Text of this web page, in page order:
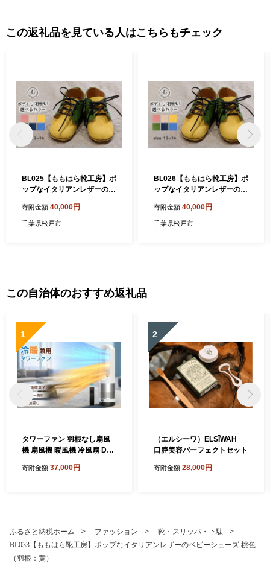
この返礼品を見ている人はこちらもチェック
BL025【ももはら靴工房】ポ
ップなイタリアンレザーのベ
桃色）
寄附金額 40,000円
千葉県松戸市
BL026【ももはら靴工房】ポ
ップなイタリアンレザーのベ
ベージュ）
寄附金額 40,000円
千葉県松戸市
この自治体のおすすめ返礼品
1
タワーファン 羽根なし扇風
機 扇風機 暖風機 冷風扇 DC
レーター 8段階送風 強風 大
寄附金額 37,000円
2
（エルシーワ）ELSĪWAH
口腔美容パーフェクトセット
寄附金額 28,000円
ふるさと納税ホーム ファッション
靴・スリッパ・下駄
BL033【ももはら靴工房】ポップなイタリアンレザーのベビーシューズ 桃色
（羽根：黄）